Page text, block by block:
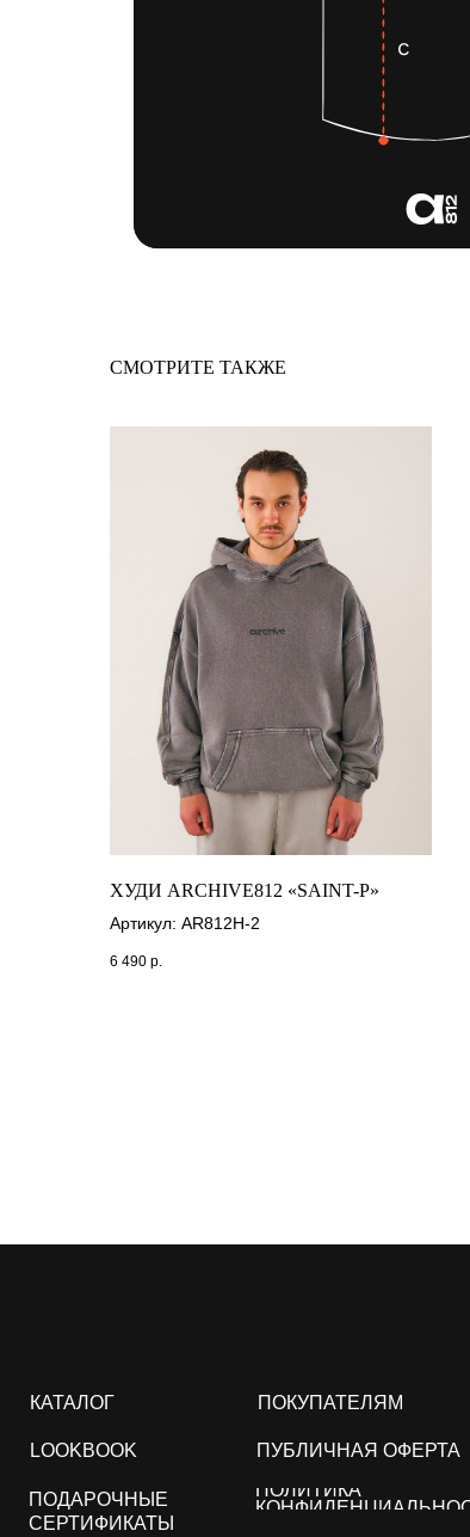
СМОТРИТЕ ТАКЖЕ
ХУДИ ARCHIVE812 «SAINT-P»
Артикул: AR812H-2
6 490 р.